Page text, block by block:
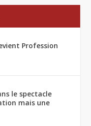
Profession
le spectacle
mais une